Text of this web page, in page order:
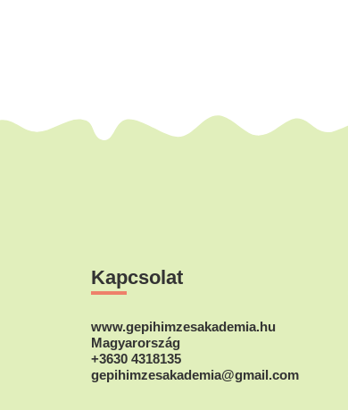
Kapcsolat
www.gepihimzesakademia.hu
Magyarország
+3630 4318135
gepihimzesakademia@gmail.com